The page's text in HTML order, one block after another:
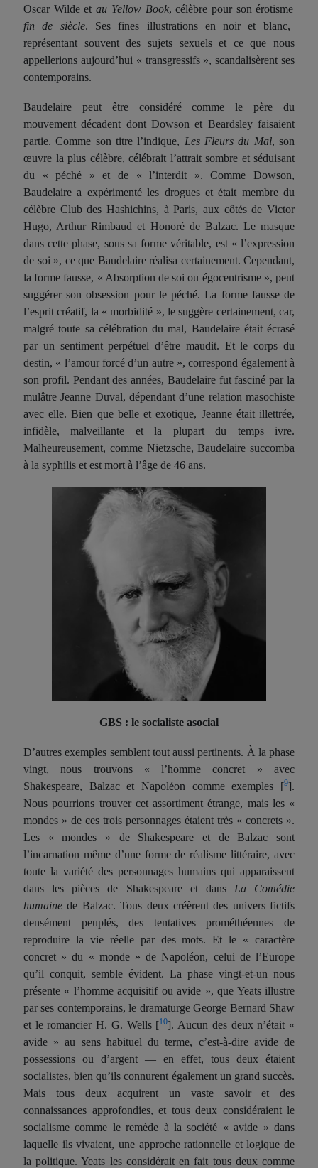
Oscar Wilde etau Yellow Book, célèbre pour son érotisme
fin de siècle. Ses fines illustrations en noir et blanc,
représentant souvent des sujets sexuels et ce que nous
appellerions aujourd’hui « transgressifs », scandalisèrent ses
contemporains.
Baudelaire peut être considéré comme le père du
mouvement décadent dont Dowson et Beardsley faisaient
partie. Comme son titre l’indique, Les Fleurs du Mal, son
œuvre la plus célèbre, célébrait l’attrait sombre et séduisant
du « péché » et de « l’interdit ». Comme Dowson,
Baudelaire a expérimenté les drogues et était membre du
célèbre Club des Hashichins, à Paris, aux côtés de Victor
Hugo, Arthur Rimbaud et Honoré de Balzac. Le masque
dans cette phase, sous sa forme véritable, est « l’expression
de soi », ce que Baudelaire réalisa certainement. Cependant,
la forme fausse, « Absorption de soiou égocentrisme », peut
suggérer son obsession pour le péché. La forme fausse de
l’esprit créatif, la « morbidité », le suggère certainement, car,
malgré toute sa célébration du mal, Baudelaire était écrasé
par un sentiment perpétuel d’être maudit. Et le corps du
destin, « l’amour forcé d’un autre », correspond également à
son profil. Pendant des années, Baudelaire futfasciné par la
mulâtre Jeanne Duval, dépendant d’une relation masochiste
avec elle. Bien que belle et exotique, Jeanne était illettrée,
infidèle, malveillante et la plupart du temps ivre.
Malheureusement, comme Nietzsche, Baudelaire succomba
à la syphilis et est mort à l’âge de 46 ans.
GBS : le socialiste asocial
D’autres exemples semblent tout aussi pertinents. À la phase
vingt, nous trouvons « l’homme concret » avec
Shakespeare, Balzac et Napoléon comme exemples [9].
Nous pourrions trouver cet assortiment étrange, mais les «
mondes » de ces trois personnages étaient très « concrets ».
Les « mondes » de Shakespeare et de Balzac sont
l’incarnation même d’une forme de réalisme littéraire, avec
toute la variété des personnages humains qui apparaissent
dans les pièces de Shakespeare et dans La Comédie
humainede Balzac. Tous deux créèrent des univers fictifs
densément peuplés, des tentatives prométhéennes de
reproduire la vie réelle pardes mots. Et le « caractère
concret » du « monde » de Napoléon, celui de l’Europe
qu’il conquit, semble évident. La phase vingt-et-un nous
présente « l’homme acquisitif ouavide », que Yeats illustre
par ses contemporains, le dramaturge George Bernard Shaw
et le romancier H. G. Wells [10]. Aucun des deux n’était «
avide » au sens habituel du terme, c’est-à-dire avide de
possessions ou d’argent — en effet, tous deux étaient
socialistes, bien qu’ils connurent également un grand succès.
Mais tous deux acquirent un vaste savoir et des
connaissances approfondies, et tous deux considéraient le
socialisme comme le remède à la société « avide » dans
laquelle ils vivaient, une approche rationnelle et logique de
la politique. Yeats les considérait en fait tous deux comme